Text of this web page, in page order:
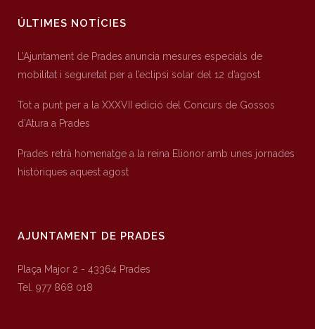
ÚLTIMES NOTÍCIES
L’Ajuntament de Prades anuncia mesures especials de
mobilitat i seguretat per a l’eclipsi solar del 12 d’agost
Tot a punt per a la XXXVII edició del Concurs de Gossos
d’Atura a Prades
Prades retrà homenatge a la reina Elionor amb unes jornades
històriques aquest agost
AJUNTAMENT DE PRADES
Plaça Major 2 - 43364 Prades
Tel. 977 868 018